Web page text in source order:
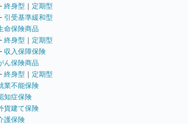
終身型 ｜ 定期型
引受基準緩和型
命保険商品
終身型 ｜ 定期型
収入保障保険
ん保険商品
終身型 ｜ 定期型
業不能保険
知症保険
貨建て保険
護保険